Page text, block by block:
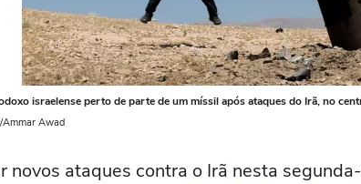
israelense perto de parte de um míssil após ataques do Irã, no
Ammar Awad
novos ataques contra o Irã nesta